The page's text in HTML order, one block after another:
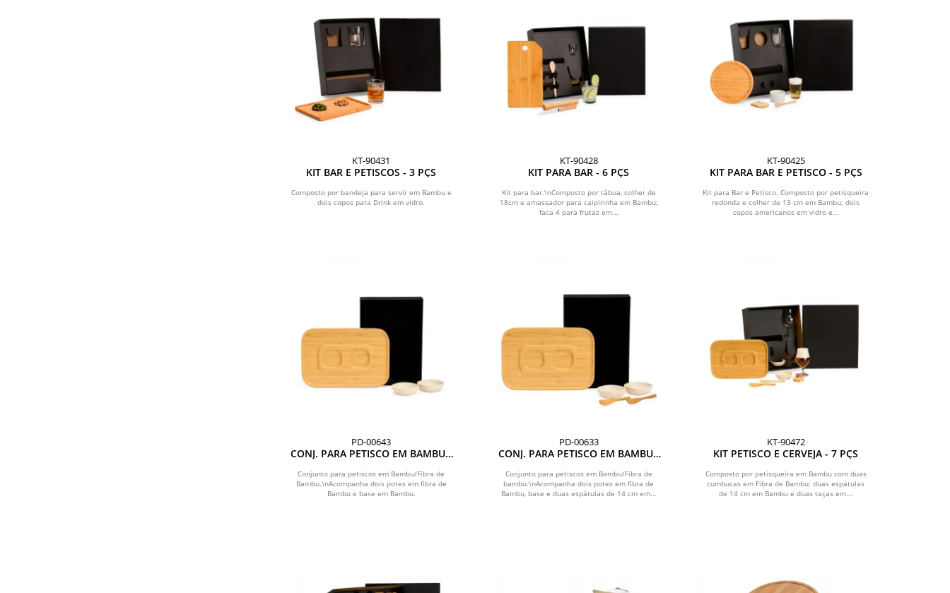
KT-90431
KIT BAR E PETISCOS - 3 PÇS
Composto por bandeja para servir em Bambu e
dois copos para Drink em vidro.
KT-90428
KIT PARA BAR - 6 PÇS
Kit para bar.\nComposto por tábua, colher de
18cm e amassador para caipirinha em Bambu;
faca 4 para frutas em...
KT-90425
KIT PARA BAR E PETISCO - 5 PÇS
Kit para Bar e Petisco. Composto por petisqueira
redonda e colher de 13 cm em Bambu; dois
copos americanos em vidro e...
PD-00643
CONJ. PARA PETISCO EM BAMBU /
Conjunto para petiscos em Bambu/Fibra de
Bambu.\nAcompanha dois potes em fibra de
Bambu e base em Bambu.
PD-00633
CONJ. PARA PETISCO EM BAMBU /
Conjunto para petiscos em Bambu/Fibra de
bambu.\nAcompanha dois potes em fibra de
Bambu, base e duas espátulas de 14 cm em...
KT-90472
KIT PETISCO E CERVEJA - 7 PÇS
Composto por petisqueira em Bambu com duas
cumbucas em Fibra de Bambu; duas espátulas
de 14 cm em Bambu e duas taças em...